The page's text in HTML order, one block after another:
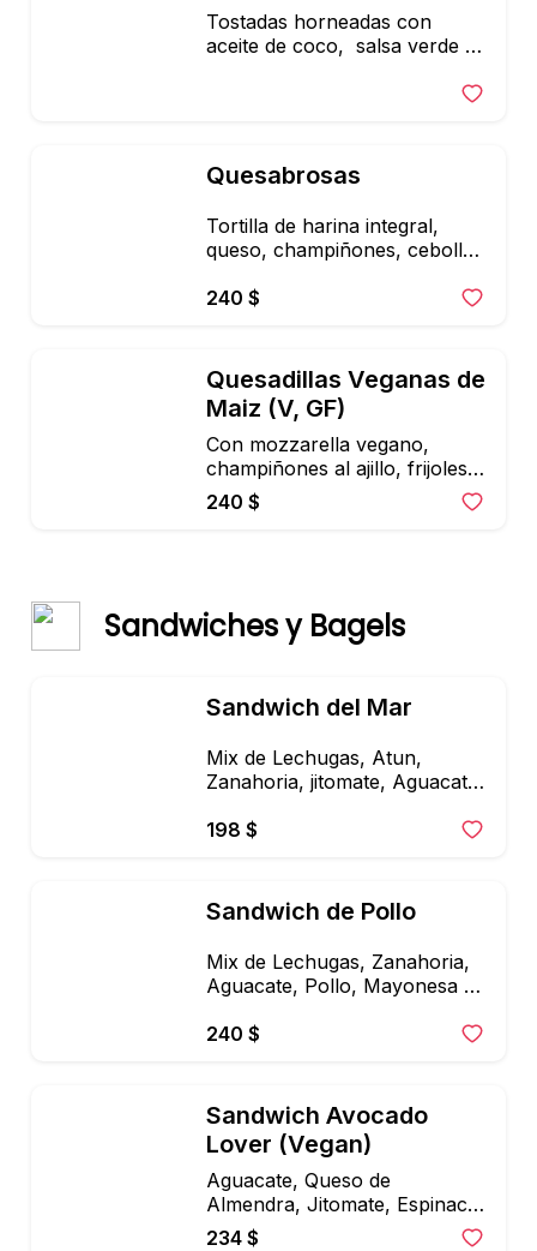
Tostadas horneadas con
aceite de coco,  salsa verde o
Quesabrosas
Tortilla de harina integral,
queso, champiñones, cebolla,
Acompañados de lechugas
240 $
Quesadillas Veganas de
Maiz (V, GF)
Con mozzarella vegano,
champiñones al ajillo, frijoles &
salsa verde + ensalada mixta
240 $
Sandwiches y Bagels
Sandwich del Mar
Mix de Lechugas, Atun,
Zanahoria, jitomate, Aguacate,
Aderezo de limon y Cilantro.
198 $
Sandwich de Pollo
Mix de Lechugas, Zanahoria,
Aguacate, Pollo, Mayonesa de
240 $
Sandwich Avocado
Lover (Vegan)
Aguacate, Queso de
Almendra, Jitomate, Espinacas
y Pesto Casero.
234 $